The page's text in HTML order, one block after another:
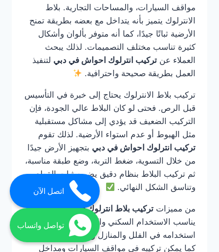
مواقف السيارات، والمساحات التجارية. بلاط
الانترلوك يتميز بأنه يتداخل مع بعضه بطريقة تمنح
الأرضية ثباتًا جيدًا، كما أنه متوفر بألوان وأشكال
كثيرة تناسب مختلف التصميمات. لذلك يبحث
العملاء عن تركيب انترلوك احواش في دبي لتنفيذ
العمل بطريقة صحيحة واحترافية.
تركيب بلاط الانترلوك يحتاج إلى خبرة في التأسيس
قبل الرص. فحتى لو كان البلاط عالي الجودة، فإن
التركيب الضعيف قد يؤدي إلى مشاكل مستقبلية
مثل الهبوط أو عدم استواء الأرضية. لذلك تقوم
تركيب انترلوك احواش في دبي بتجهيز الأرض جيدًا
من خلال التسوية، ضغط التربة، وضع طبقة مناسبة،
ثم تركيب البلاط بنظام دقيق يضمن ثبات القطع
وتناسق الشكل النهائي.
من مميزات تركيب بلاط انترلوك في دبيأنه
يناسب الاستخدام السكني والتجاري. يمكن
استخدامه في الفلل والمنازل والحدائق والممرات،
كما يمكن تركيبه في مواقف السيارات ومداخل
اتصل الآن
تواصل واتساب